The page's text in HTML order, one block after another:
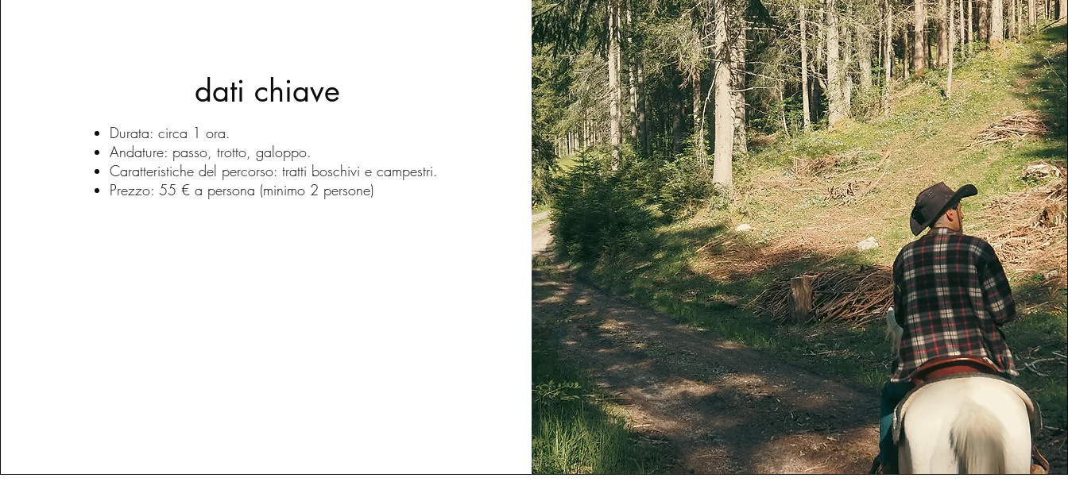
dati chiave
Durata: circa 1 ora.
Andature: passo, trotto, galoppo.
Caratteristiche del percorso: tratti boschivi e campestri.
Prezzo: 55 € a persona (minimo 2 persone)